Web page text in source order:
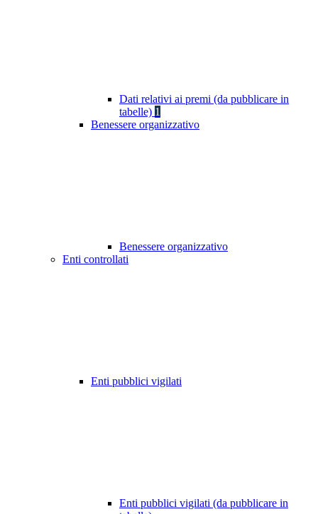
Dati relativi ai premi (da pubblicare in
tabelle) 1
Benessere organizzativo
Benessere organizzativo
Enti controllati
Enti pubblici vigilati
Enti pubblici vigilati (da pubblicare in